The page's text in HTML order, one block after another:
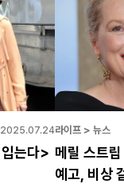
2025.07.24라이프 > 뉴스
메릴 스트
예고, 비상